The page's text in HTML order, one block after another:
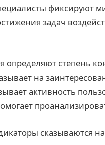
фиксируют
задач
определяют степень
на
активность
сказываются